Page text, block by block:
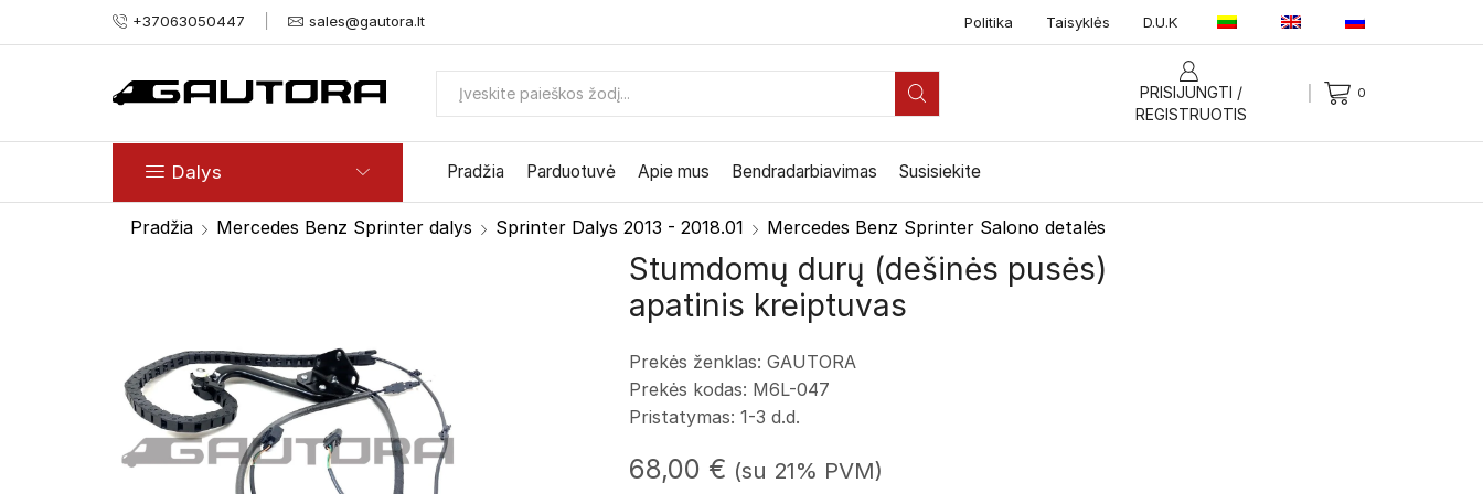
+37063050447 sales@gautora.lt Politika Taisyklės D.U.K
PRISIJUNGTI /
REGISTRUOTIS
0
Dalys Pradžia Parduotuvė Apie mus Bendradarbiavimas Susisiekite
Pradžia Mercedes Benz Sprinter dalys Sprinter Dalys 2013 - 2018.01 Mercedes Benz Sprinter Salono detalės
Stumdomų durų (dešinės pusės)
apatinis kreiptuvas
Prekės ženklas: GAUTORA
Prekės kodas: M6L-047
Pristatymas: 1-3 d.d.
68,00 € (su 21% PVM)